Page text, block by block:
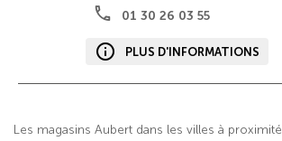
01 30 26 03 55
PLUS D'INFORMATIONS
Les magasins Aubert dans les villes à proximité